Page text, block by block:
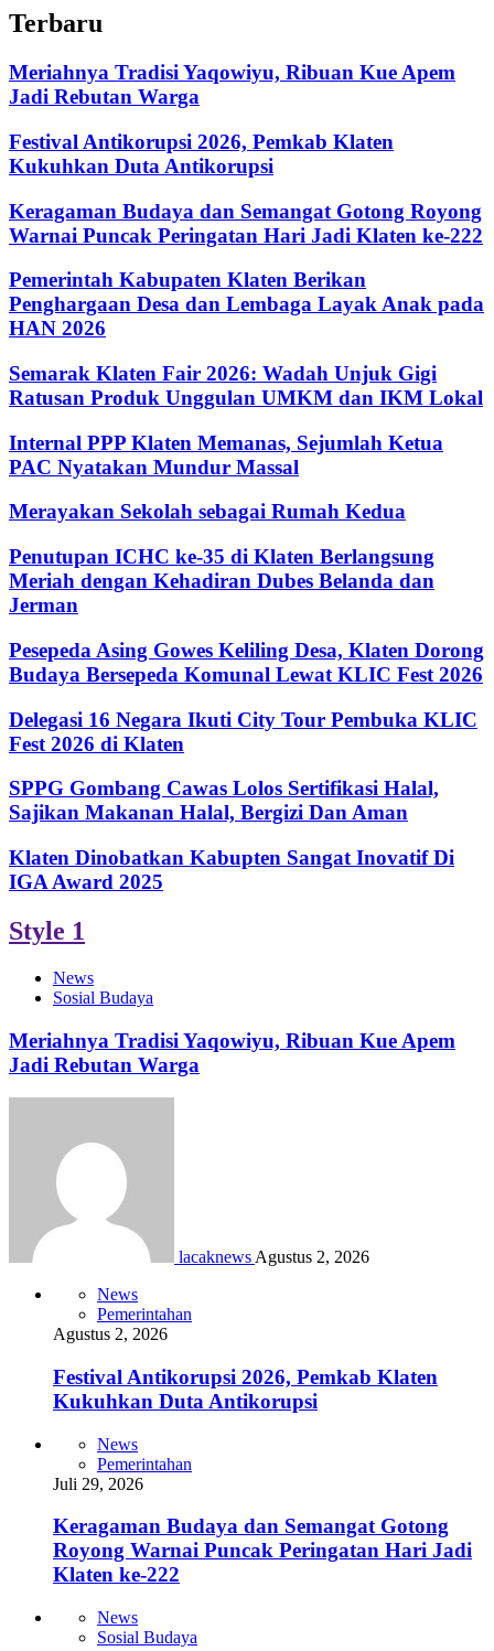
Terbaru
Meriahnya Tradisi Yaqowiyu, Ribuan Kue Apem
Jadi Rebutan Warga
Festival Antikorupsi 2026, Pemkab Klaten
Kukuhkan Duta Antikorupsi
Keragaman Budaya dan Semangat Gotong Royong
Warnai Puncak Peringatan Hari Jadi Klaten ke-222
Pemerintah Kabupaten Klaten Berikan
Penghargaan Desa dan Lembaga Layak Anak pada
HAN 2026
Semarak Klaten Fair 2026: Wadah Unjuk Gigi
Ratusan Produk Unggulan UMKM dan IKM Lokal
Internal PPP Klaten Memanas, Sejumlah Ketua
PAC Nyatakan Mundur Massal
Merayakan Sekolah sebagai Rumah Kedua
Penutupan ICHC ke-35 di Klaten Berlangsung
Meriah dengan Kehadiran Dubes Belanda dan
Jerman
Pesepeda Asing Gowes Keliling Desa, Klaten Dorong
Budaya Bersepeda Komunal Lewat KLIC Fest 2026
Delegasi 16 Negara Ikuti City Tour Pembuka KLIC
Fest 2026 di Klaten
SPPG Gombang Cawas Lolos Sertifikasi Halal,
Sajikan Makanan Halal, Bergizi Dan Aman
Klaten Dinobatkan Kabupten Sangat Inovatif Di
IGA Award 2025
Style 1
News
Sosial Budaya
Meriahnya Tradisi Yaqowiyu, Ribuan Kue Apem
Jadi Rebutan Warga
lacaknews Agustus 2, 2026
News
Pemerintahan
Agustus 2, 2026
Festival Antikorupsi 2026, Pemkab Klaten
Kukuhkan Duta Antikorupsi
News
Pemerintahan
Juli 29, 2026
Keragaman Budaya dan Semangat Gotong
Royong Warnai Puncak Peringatan Hari Jadi
Klaten ke-222
News
Sosial Budaya